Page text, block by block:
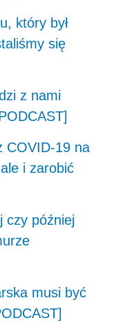
który był
się
z nami
COVID-19 na
i zarobić
czy później
musi być